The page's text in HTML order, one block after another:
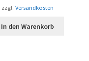
zzgl. Versandkosten
In den Warenkorb